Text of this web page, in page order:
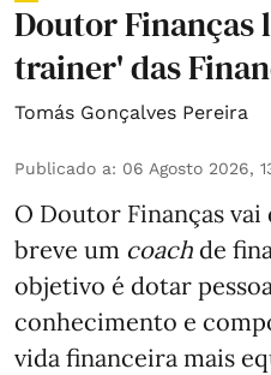
Doutor Finanças
trainer' das
Tomás Gonçalves Pereira
Publicado a: 06 Agosto 2026,
O Doutor Finanças
breve um coach de
objetivo é dotar
conhecimento e
vida financeira mais